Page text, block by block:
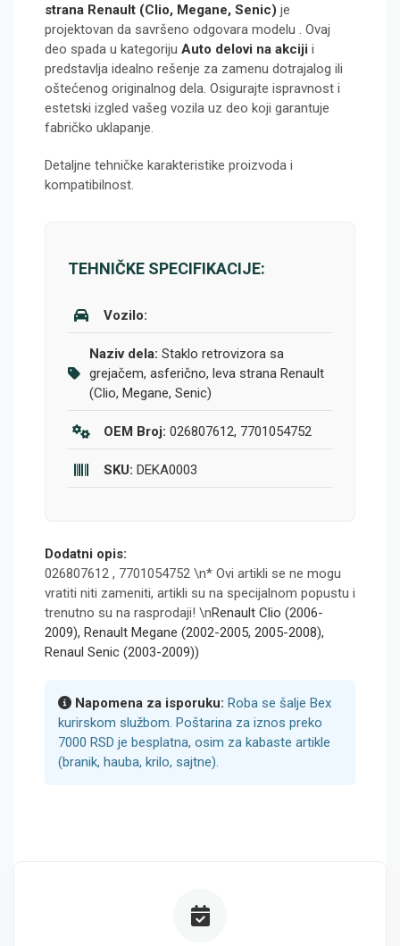
strana Renault (Clio, Megane, Senic) je
projektovan da savršeno odgovara modelu . Ovaj
deo spada u kategoriju Auto delovi na akciji i
predstavlja idealno rešenje za zamenu dotrajalog ili
oštećenog originalnog dela. Osigurajte ispravnost i
estetski izgled vašeg vozila uz deo koji garantuje
fabričko uklapanje.
Detaljne tehničke karakteristike proizvoda i
kompatibilnost.
TEHNIČKE SPECIFIKACIJE:
Vozilo:
Naziv dela: Staklo retrovizora sa
grejačem, asferično, leva strana Renault
(Clio, Megane, Senic)
OEM Broj: 026807612, 7701054752
SKU: DEKA0003
Dodatni opis:
026807612 , 7701054752 \n* Ovi artikli se ne mogu
vratiti niti zameniti, artikli su na specijalnom popustu i
trenutno su na rasprodaji! \nRenault Clio (2006-
2009), Renault Megane (2002-2005, 2005-2008),
Renaul Senic (2003-2009))
Napomena za isporuku: Roba se šalje Bex
kurirskom službom. Poštarina za iznos preko
7000 RSD je besplatna, osim za kabaste artikle
(branik, hauba, krilo, sajtne).